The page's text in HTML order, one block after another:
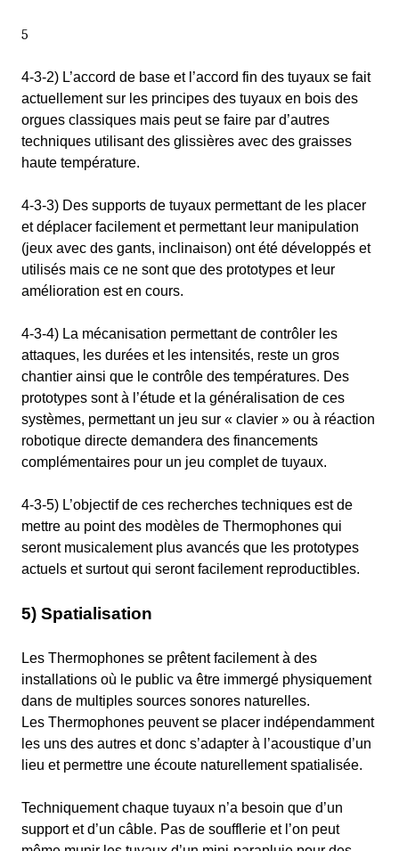
5
4-3-2) L’accord de base et l’accord fin des tuyaux se fait
actuellement sur les principes des tuyaux en bois des
orgues classiques mais peut se faire par d’autres
techniques utilisant des glissières avec des graisses
haute température.
4-3-3) Des supports de tuyaux permettant de les placer
et déplacer facilement et permettant leur manipulation
(jeux avec des gants, inclinaison) ont été développés et
utilisés mais ce ne sont que des prototypes et leur
amélioration est en cours.
4-3-4) La mécanisation permettant de contrôler les
attaques, les durées et les intensités, reste un gros
chantier ainsi que le contrôle des températures. Des
prototypes sont à l’étude et la généralisation de ces
systèmes, permettant un jeu sur « clavier » ou à réaction
robotique directe demandera des financements
complémentaires pour un jeu complet de tuyaux.
4-3-5) L’objectif de ces recherches techniques est de
mettre au point des modèles de Thermophones qui
seront musicalement plus avancés que les prototypes
actuels et surtout qui seront facilement reproductibles.
5) Spatialisation
Les Thermophones se prêtent facilement à des
installations où le public va être immergé physiquement
dans de multiples sources sonores naturelles.
Les Thermophones peuvent se placer indépendamment
les uns des autres et donc s’adapter à l’acoustique d’un
lieu et permettre une écoute naturellement spatialisée.
Techniquement chaque tuyaux n’a besoin que d’un
support et d’un câble. Pas de soufflerie et l’on peut